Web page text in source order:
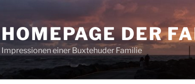
HOMEPAGE DER
Impressionen einer Buxtehuder Familie